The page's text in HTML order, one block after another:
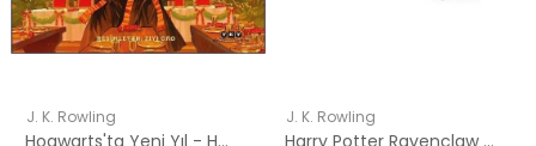
J. K. Rowling J. K. Rowling